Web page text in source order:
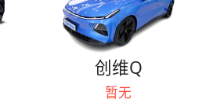
创维Q
暂无